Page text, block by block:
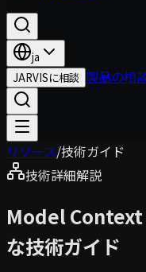
ja
JARVISに相談 製品の相
リソース/技術ガイド
技術詳細解説
Model
な技術ガイド